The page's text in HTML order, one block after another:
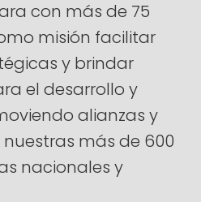
con más de 75
misión facilitar
y brindar
el desarrollo y
alianzas y
más de 600
nacionales y